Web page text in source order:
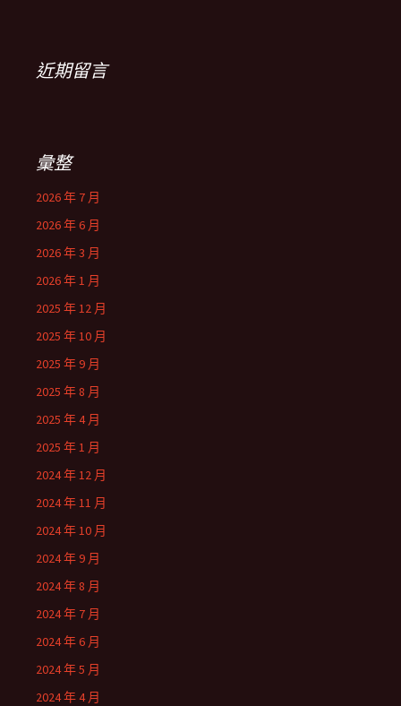
近期留言
彙整
2026 年 7 月
2026 年 6 月
2026 年 3 月
2026 年 1 月
2025 年 12 月
2025 年 10 月
2025 年 9 月
2025 年 8 月
2025 年 4 月
2025 年 1 月
2024 年 12 月
2024 年 11 月
2024 年 10 月
2024 年 9 月
2024 年 8 月
2024 年 7 月
2024 年 6 月
2024 年 5 月
2024 年 4 月